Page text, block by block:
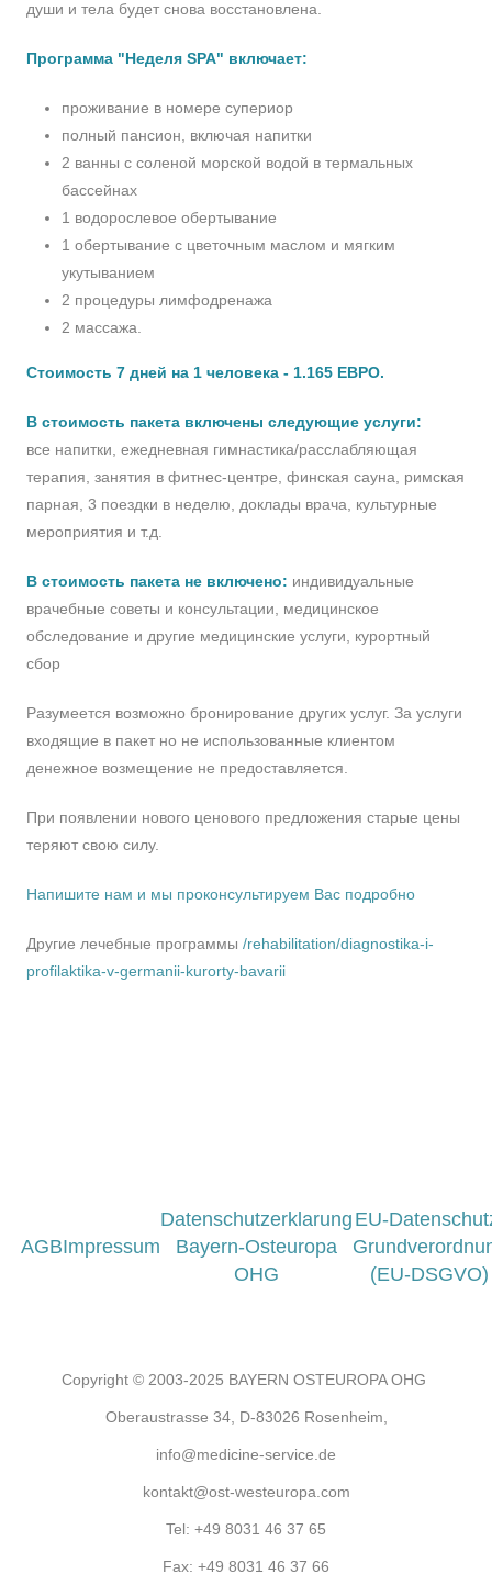
души и тела будет снова восстановлена.
Программа "Неделя SPA" включает:
проживание в номере супериор
полный пансион, включая напитки
2 ванны с соленой морской водой в термальных
бассейнах
1 водорослевое обертывание
1 обертывание с цветочным маслом и мягким
укутыванием
2 процедуры лимфодренажа
2 массажа.
Стоимость 7 дней на 1 человека - 1.165 ЕВРО.
В стоимость пакета включены следующие услуги:
все напитки, ежедневная гимнастика/расслабляющая
терапия, занятия в фитнес-центре, финская сауна, римская
парная, 3 поездки в неделю, доклады врача, культурные
мероприятия и т.д.
В стоимость пакета не включено: индивидуальные
врачебные советы и консультации, медицинское
обследование и другие медицинские услуги, курортный
сбор
Разумеется возможно бронирование других услуг. За услуги
входящие в пакет но не использованные клиентом
денежное возмещение не предоставляется.
При появлении нового ценового предложения старые цены
теряют свою силу.
Напишите нам и мы проконсультируем Вас подробно
Другие лечебные программы /rehabilitation/diagnostika-i-
profilaktika-v-germanii-kurorty-bavarii
AGBImpressum
Datenschutzerklarung
Bayern-Osteuropa
OHG
EU-
(EU-DSGVO)
Copyright © 2003-2025 BAYERN OSTEUROPA OHG
Oberaustrasse 34, D-83026 Rosenheim,
info@medicine-service.de
kontakt@ost-westeuropa.com
Tel: +49 8031 46 37 65
Fax: +49 8031 46 37 66